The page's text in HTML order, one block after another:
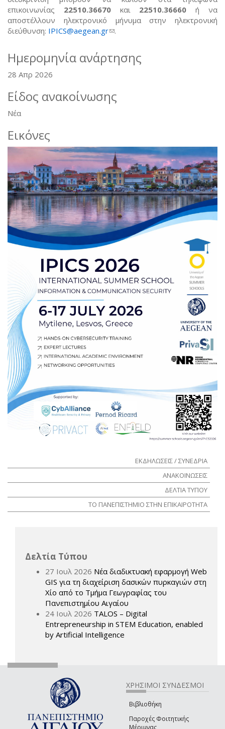
επικοινωνίας 22510.36670και 22510.36660 ή να
αποστέλλουν ηλεκτρονικό μήνυμα στην ηλεκτρονική
διεύθυνση: IPICS@aegean.gr(link sends e-mail)
.
Ημερομηνία ανάρτησης
28 Απρ 2026
Είδος ανακοίνωσης
Νέα
Εικόνες
ΕΚΔΗΛΩΣΕΙΣ / ΣΥΝΕΔΡΙΑ
ΑΝΑΚΟΙΝΩΣΕΙΣ
ΔΕΛΤΙΑ ΤΥΠΟΥ
ΤΟ ΠΑΝΕΠΙΣΤΗΜΙΟ ΣΤΗΝ ΕΠΙΚΑΙΡΟΤΗΤΑ
Δελτία Τύπου
27 Ιουλ 2026 Νέα διαδικτυακή εφαρμογή Web
GIS για τη διαχείριση δασικών πυρκαγιών στη
Χίο από το Τμήμα Γεωγραφίας του
Πανεπιστημίου Αιγαίου
24 Ιουλ 2026 TALOS – Digital
Entrepreneurship in STEM Education, enabled
by Artificial Intelligence
ΧΡΗΣΙΜΟΙ ΣΥΝΔΕΣΜΟΙ
Βιβλιοθήκη
Παροχές Φοιτητικής
Μέριμνας